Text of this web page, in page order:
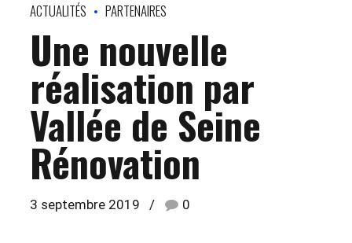
ACTUALITÉS PARTENAIRES
Une nouvelle
réalisation par
Vallée de Seine
Rénovation
3 septembre 2019 0